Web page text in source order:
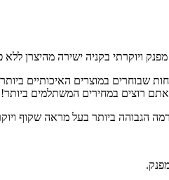
שבוחרים במוצרים האיכותיים
רוצים במחירים המשתלמים ביותר!
ברמה הגבוהה ביותר בעל מראה שקוף